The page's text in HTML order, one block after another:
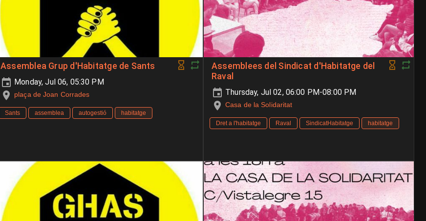
Assemblea Grup d'Habitatge de Sants
Monday, Jul 06, 05:30 PM
plaça de Joan Corrades
Sants assemblea autogestió habitatge
Assemblees del Sindicat d'Habitatge del
Raval
Thursday, Jul 02, 06:00 PM-08:00 PM
Casa de la Solidaritat
Dret a l'habitatge Raval SindicatHabitatge habitatge